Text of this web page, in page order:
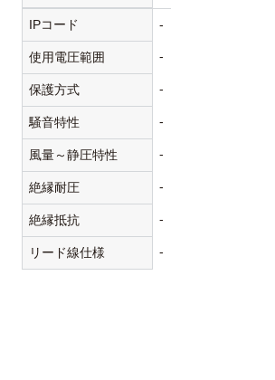
IPコード -
使用電圧範囲 -
保護方式 -
騒音特性 -
風量～静圧特性 -
絶縁耐圧 -
絶縁抵抗 -
リード線仕様 -